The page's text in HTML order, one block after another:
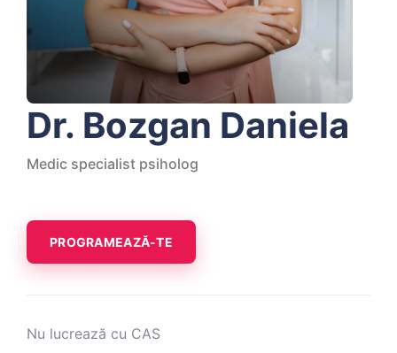
Dr. Bozgan Daniela
Medic specialist psiholog
PROGRAMEAZĂ-TE
Nu lucrează cu CAS